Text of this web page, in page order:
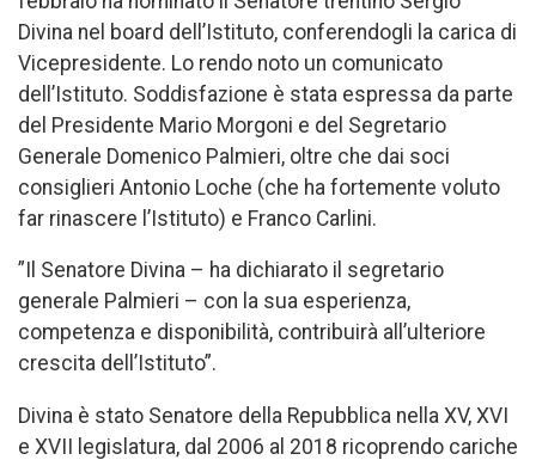
Divina nel board dell’Istituto, conferendogli la carica di
Vicepresidente. Lo rendo noto un comunicato
dell’Istituto. Soddisfazione è stata espressa da parte
del Presidente Mario Morgoni e del Segretario
Generale Domenico Palmieri, oltre che dai soci
consiglieri Antonio Loche (che ha fortemente voluto
far rinascere l’Istituto) e Franco Carlini.
”Il Senatore Divina – ha dichiarato il segretario
generale Palmieri – con la sua esperienza,
competenza e disponibilità, contribuirà all’ulteriore
crescita dell’Istituto”.
Divina è stato Senatore della Repubblica nella XV, XVI
e XVII legislatura, dal 2006 al 2018 ricoprendo cariche